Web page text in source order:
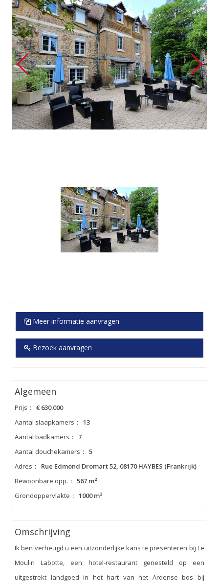
Meer informatie aanvragen
Bezoek aanvragen
Algemeen
Prijs : € 630.000
Aantal slaapkamers : 13
Aantal badkamers :
7
Aantal douchekamers : 5
Adres :
Rue Edmond Dromart 52, 08170 HAYBES (Frankrijk)
Bewoonbare opp. : 567 m²
Grondoppervlakte : 1000 m²
Omschrijving
Ik ben verheugd u een uitzonderlijke kans te presenteren bij Le
Moulin Labotte, een hotel-restaurant genesteld op een
uitgestrekt landgoed in het hart van het Ardense bos bij